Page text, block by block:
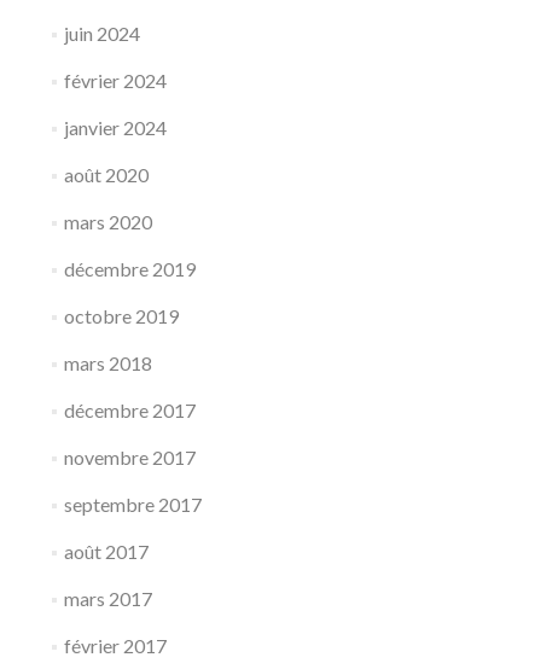
juin 2024
février 2024
janvier 2024
août 2020
mars 2020
décembre 2019
octobre 2019
mars 2018
décembre 2017
novembre 2017
septembre 2017
août 2017
mars 2017
février 2017